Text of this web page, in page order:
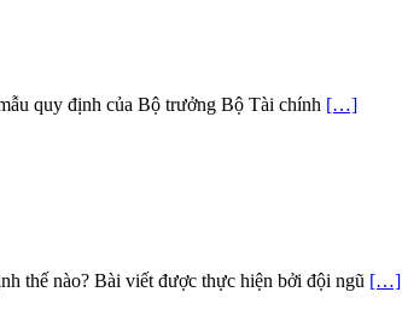
quy định của Bộ trưởng Bộ Tài chính […]
thế nào? Bài viết được thực hiện bởi đội ngũ […]